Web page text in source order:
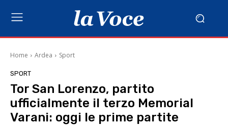
Home Ardea Sport
SPORT
Tor San Lorenzo, partito
ufficialmente il terzo Memorial
Varani: oggi le prime partite